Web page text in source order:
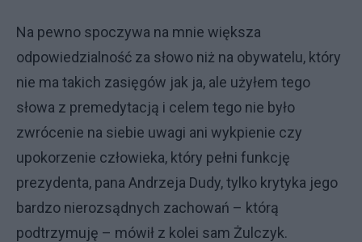
Na pewno spoczywa na mnie większa
odpowiedzialność za słowo niż na obywatelu, który
nie ma takich zasięgów jak ja, ale użyłem tego
słowa z premedytacją i celem tego nie było
zwrócenie na siebie uwagi ani wykpienie czy
upokorzenie człowieka, który pełni funkcję
prezydenta, pana Andrzeja Dudy, tylko krytyka jego
bardzo nierozsądnych zachowań – którą
podtrzymuję – mówił z kolei sam Żulczyk.